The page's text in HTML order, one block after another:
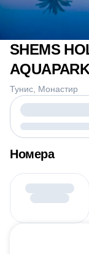
SHEMS
Тунис Монастир
Номера